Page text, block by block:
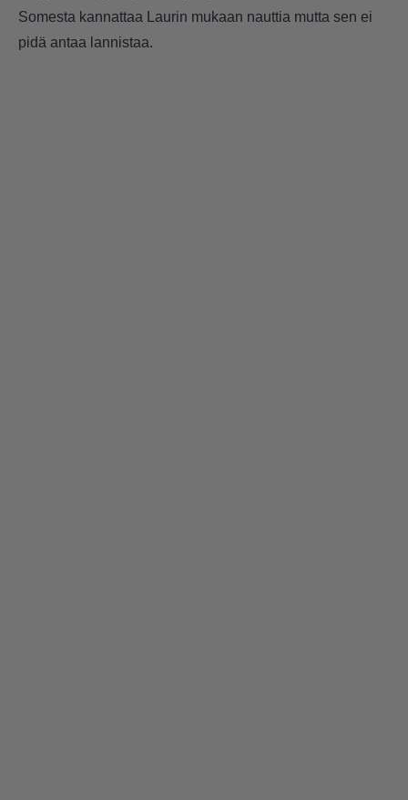
Somesta kannattaa Laurin mukaan nauttia mutta sen ei
pidä antaa lannistaa.